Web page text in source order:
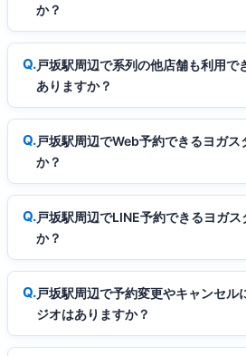
か？
戸坂駅周辺で系列の他店舗も利用で
ありますか？
戸坂駅周辺でWeb予約できるヨガス
か？
戸坂駅周辺でLINE予約できるヨガ
か？
戸坂駅周辺で予約変更やキャンセル
ジオはありますか？